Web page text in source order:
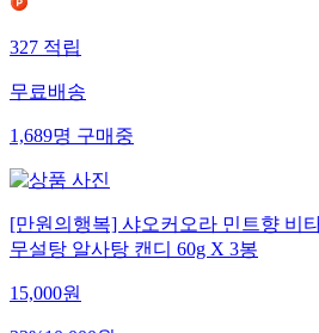
327적립
무료배송
1,689명구매중
[만원의행복] 샤오커오라 민트향 비
무설탕 알사탕 캔디 60g X 3봉
15,000원